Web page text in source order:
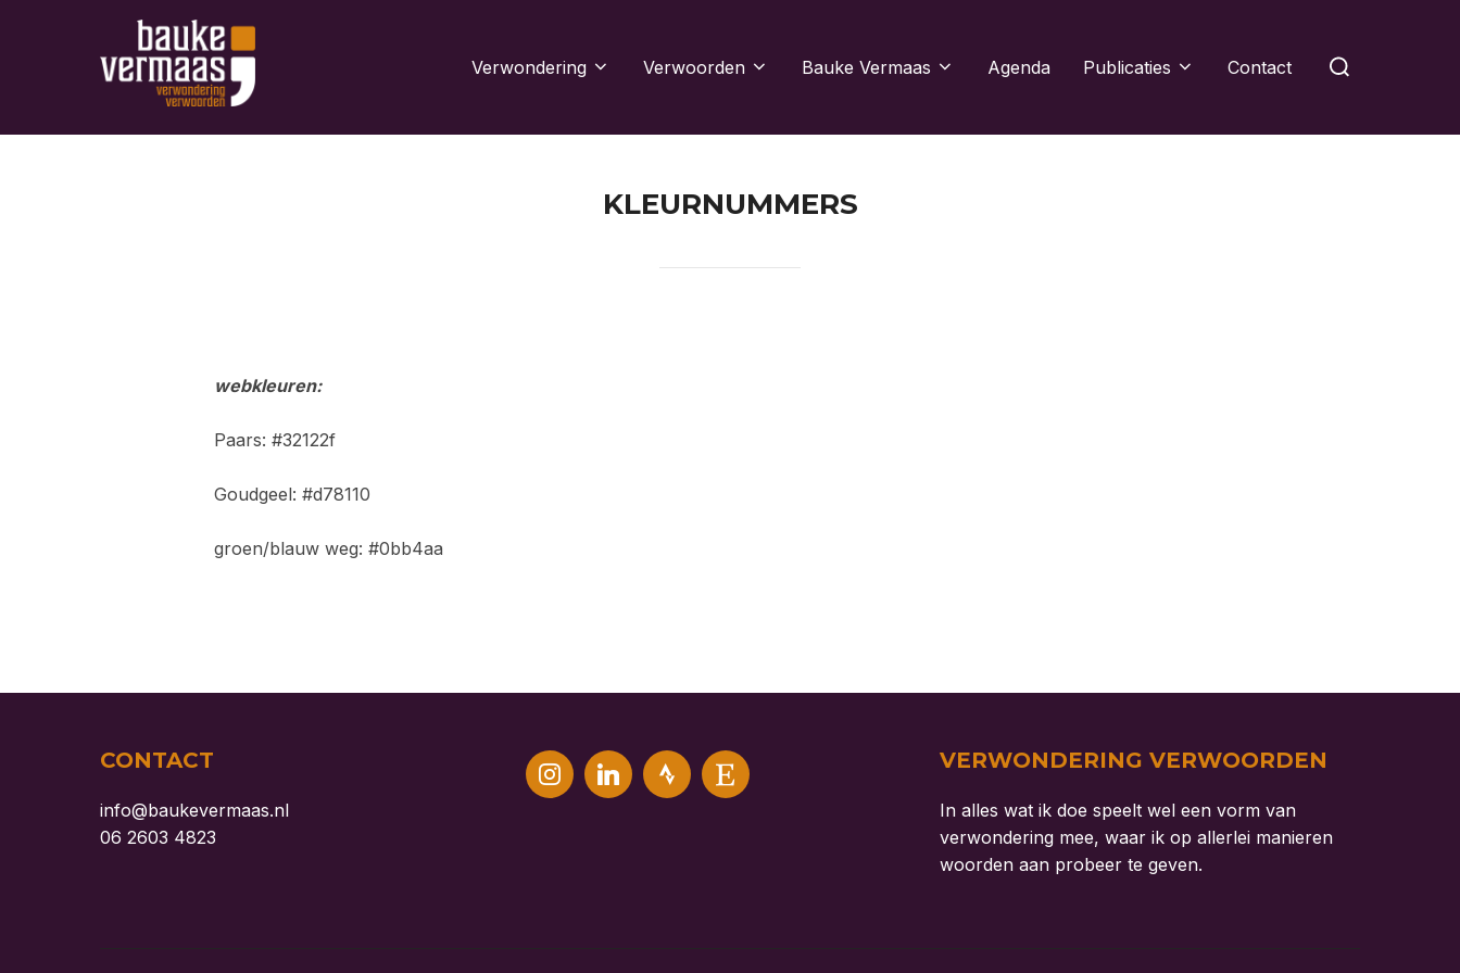
Verwondering Verwoorden Bauke Vermaas Agenda Publicaties Contact
naar:
KLEURNUMMERS
webkleuren:
Paars: #32122f
Goudgeel: #d78110
groen/blauw weg: #0bb4aa
CONTACT
info@baukevermaas.nl
06 2603 4823
VERWONDERING VERWOORDEN
In alles wat ik doe speelt wel een vorm van
verwondering mee, waar ik op allerlei manieren
woorden aan probeer te geven.